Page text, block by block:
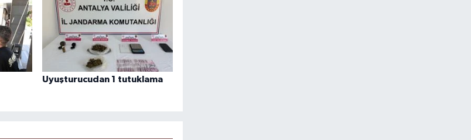
Uyuşturucudan 1 tutuklama